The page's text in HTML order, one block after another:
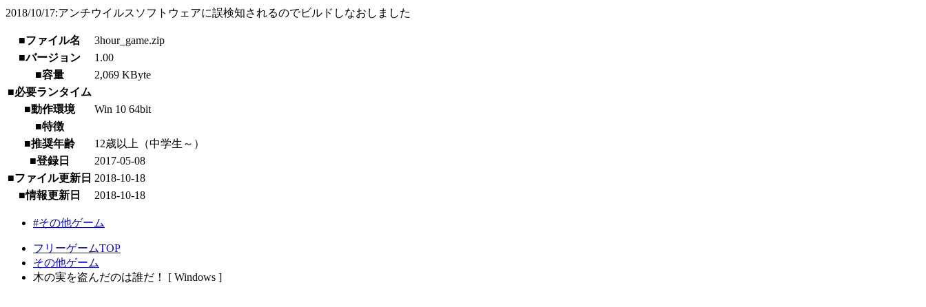
2018/10/17:アンチウイルスソフトウェアに誤検知されるのでビルドしなおしました
■ファイル名
3hour_game.zip
■バージョン
1.00
■容量
2,069 KByte
■必要ランタイム
■動作環境
Win 10 64bit
■特徴
■推奨年齢
12歳以上（中学生～）
■登録日
2017-05-08
■ファイル更新日 2018-10-18
■情報更新日
2018-10-18
#その他ゲーム
フリーゲームTOP
その他ゲーム
木の実を盗んだのは誰だ！ [ Windows ]